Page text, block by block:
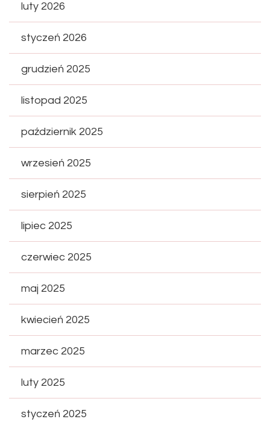
luty 2026
styczeń 2026
grudzień 2025
listopad 2025
październik 2025
wrzesień 2025
sierpień 2025
lipiec 2025
czerwiec 2025
maj 2025
kwiecień 2025
marzec 2025
luty 2025
styczeń 2025